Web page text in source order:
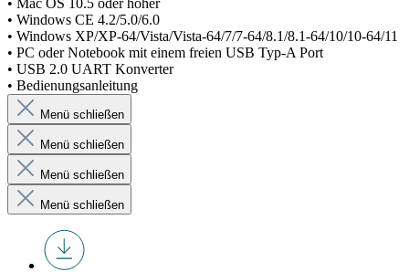
• Windows CE 4.2/5.0/6.0
• Windows XP/XP-64/Vista/Vista-64/7/7-64/8.1/8.1-64/10/10-64/11
• PC oder Notebook mit einem freien USB Typ-A Port
• USB 2.0 UART Konverter
• Bedienungsanleitung
Menü schließen
Menü schließen
Menü schließen
Menü schließen